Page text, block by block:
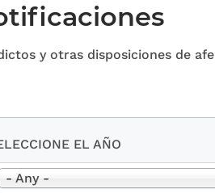
y otras disposiciones de
EL AÑO
- Any -